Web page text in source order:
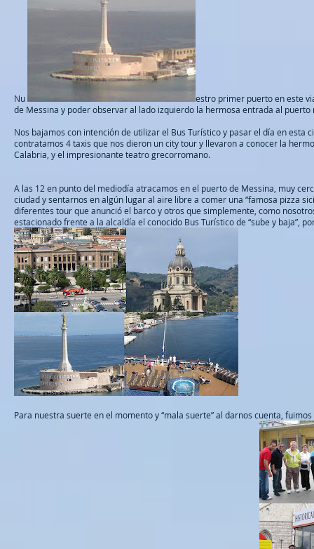
Nu
estro primer puerto en este
de Messina y poder observar al lado izquierdo la hermosa entrada al
Nos bajamos con intención de utilizar el Bus Turístico y pasar el día en
contratamos 4 taxis que nos dieron un city tour y llevaron a conocer la
Calabria, y el impresionante teatro grecorromano.
A las 12 en punto del mediodía atracamos en el puerto de Messina, muy
ciudad y sentarnos en algún lugar al aire libre a comer una “famosa pizza
diferentes tour que anunció el barco y otros que simplemente, como
estacionado frente a la alcaldía el conocido Bus Turístico de “sube y baja”,
Para nuestra suerte en el momento y “mala suerte” al darnos cuenta,